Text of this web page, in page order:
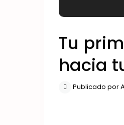
Tu
hacia
Publicado por